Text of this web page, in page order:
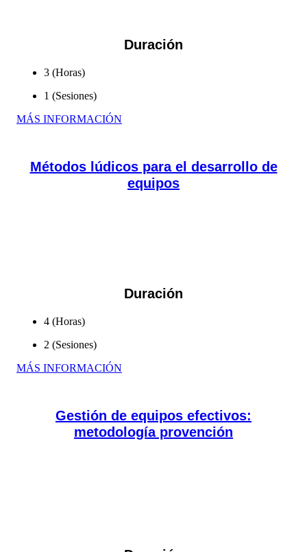
Duración
3 (Horas)
1 (Sesiones)
MÁS INFORMACIÓN
Métodos lúdicos para el desarrollo de
equipos
Duración
4 (Horas)
2 (Sesiones)
MÁS INFORMACIÓN
Gestión de equipos efectivos:
metodología provención